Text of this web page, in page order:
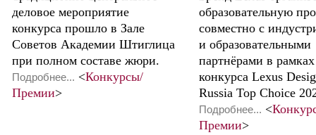
деловое мероприятие
конкурса прошло в Зале
Советов Академии Штиглица
при полном составе жюри.
Подробнее... <Конкурсы/
Премии>
образовательную
совместно с
и образовательными
партнёрами в
конкурса Lexus
Russia Top Choice
Подробнее... <
Премии>